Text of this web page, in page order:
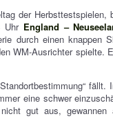
der Herbsttestspielen,
Uhr England –
durch einen knappen
WM-Ausrichter spielte.
fällt.
eine schwer
gut aus, gewannen